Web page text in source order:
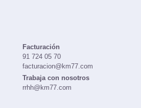
Facturación
91 724 05 70
facturacion@km77.com
Trabaja con nosotros
rrhh@km77.com